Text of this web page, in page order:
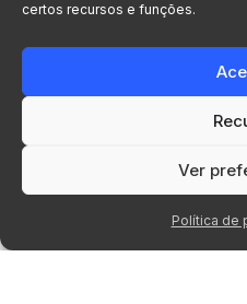
certos recursos e funções.
Ver
Política de
Somos